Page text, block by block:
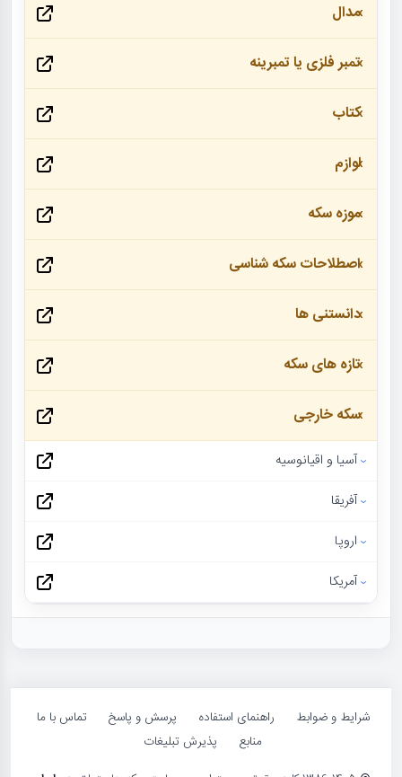
مدال
تمبر فلزی یا تمبرینه
کتاب
لوازم
موزه سکه
اصطلاحات سکه شناسی
دانستنی ها
تازه های سکه
سکه خارجی
آسیا و اقیانوسیه
آفریقا
اروپا
آمریکا
شرایط و ضوابط راهنمای استفاده پرسش و پاسخ
تماس با ما
منابع
پذیرش تبلیغات